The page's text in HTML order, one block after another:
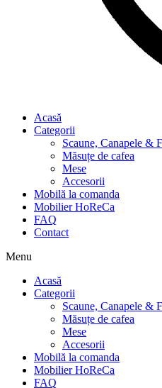
Acasă
Categorii
Scaune, Canapele &
Măsuțe de cafea
Mese
Accesorii
Mobilă la comanda
Mobilier HoReCa
FAQ
Contact
Menu
Acasă
Categorii
Scaune, Canapele &
Măsuțe de cafea
Mese
Accesorii
Mobilă la comanda
Mobilier HoReCa
FAQ